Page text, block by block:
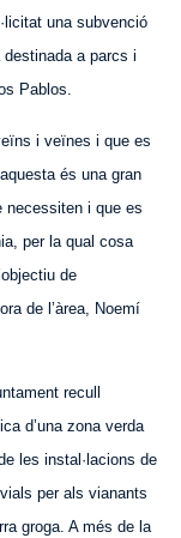
una subvenció
destinada a parcs i
Pablos.
i veïnes i que es
és una gran
necessiten i que es
per la qual cosa
de
de l’àrea, Noemí
recull
d’una zona verda
les instal·lacions de
per als vianants
groga. A més de la